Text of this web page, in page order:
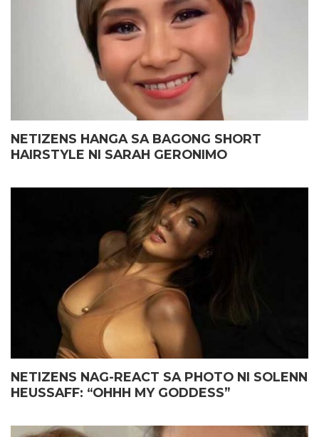
NETIZENS HANGA SA BAGONG SHORT
HAIRSTYLE NI SARAH GERONIMO
NETIZENS NAG-REACT SA PHOTO NI SOLENN
HEUSSAFF: “OHHH MY GODDESS”